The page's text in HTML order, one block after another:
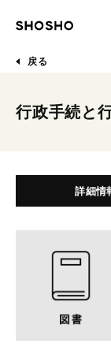
戻る
行政手続と
詳細情